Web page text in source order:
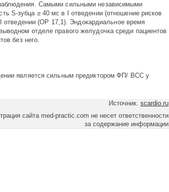
Самыми сильными независимыми
S-зубца ≥ 40 мс в I отведении (отношение рисков
(ОР 17,1). Эндокардиальное время
отделе правого желудочка среди пациентов
без него.
является сильным предиктором ФП/ ВСС у
Источник. scardio.ru
сайта med-practic.com не несет ответственности
за содержание информации